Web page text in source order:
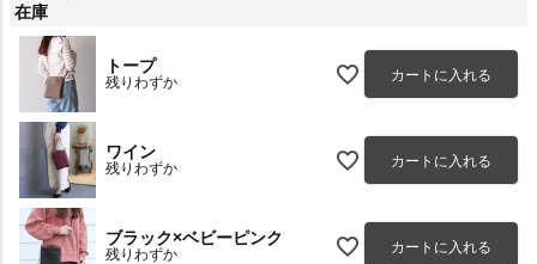
在庫
トープ
残りわずか カートに入れる
ワイン
残りわずか カートに入れる
ブラック×ベビーピンク
残りわずか カートに入れる